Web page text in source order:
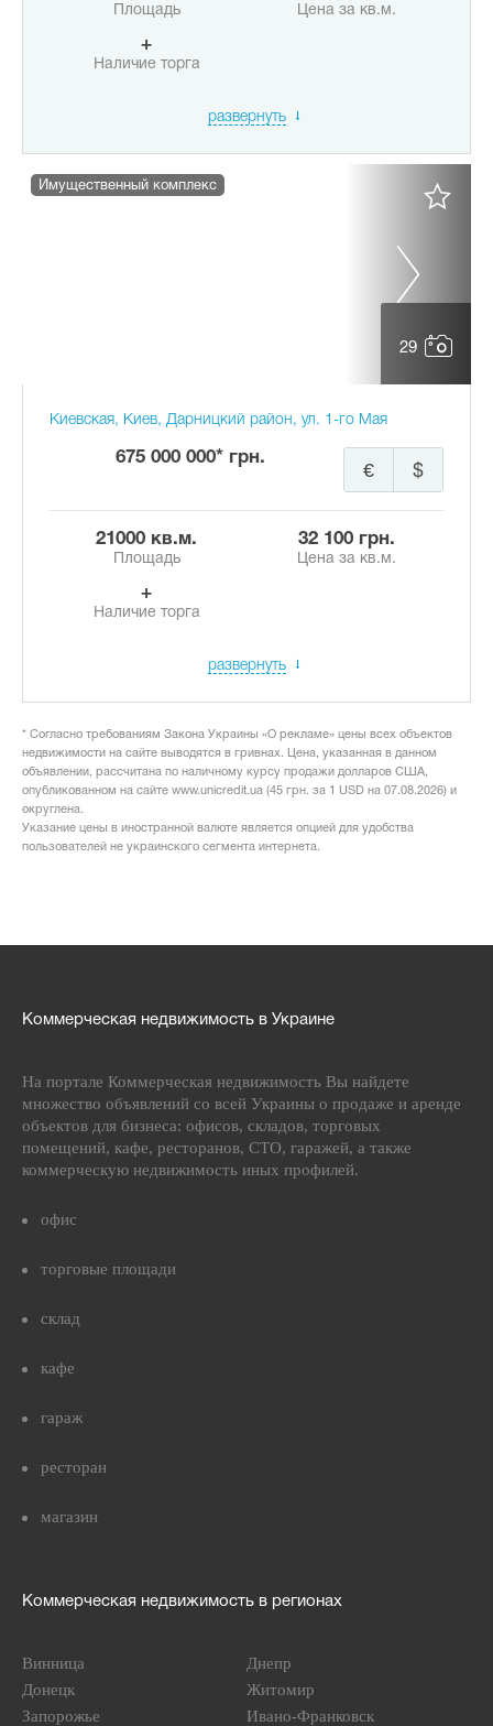
Площадь Цена за кв.м.
+
Наличие торга
развернуть
29
Имущественный комплекс
Киевская, Киев, Дарницкий район, ул. 1-го Мая
675 000 000* грн.
$
€
21000 кв.м.
Площадь
32 100 грн.
Цена за кв.м.
+
Наличие торга
развернуть
* Согласно требованиям Закона Украины «О рекламе» цены всех объектов
недвижимости на сайте выводятся в гривнах. Цена, указанная в данном
объявлении, рассчитана по наличному курсу продажи долларов США,
опубликованном на сайте www.unicredit.ua (45 грн. за 1 USD на 07.08.2026) и
округлена.
Указание цены в иностранной валюте является опцией для удобства
пользователей не украинского сегмента интернета.
Коммерческая недвижимость в Украине
На портале Коммерческая недвижимость Вы найдете
множество объявлений со всей Украины о продаже и аренде
объектов для бизнеса: офисов, складов, торговых
помещений, кафе, ресторанов, СТО, гаражей, а также
коммерческую недвижимость иных профилей.
офис
торговые площади
склад
кафе
гараж
ресторан
магазин
Коммерческая недвижимость в регионах
Винница
Днепр
Донецк
Житомир
Запорожье
Ивано-Франковск